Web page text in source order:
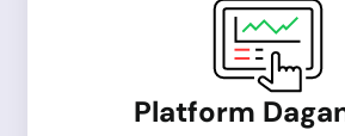
Platform